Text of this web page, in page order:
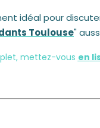
idéal pour
Toulouse"
mettez-vous en